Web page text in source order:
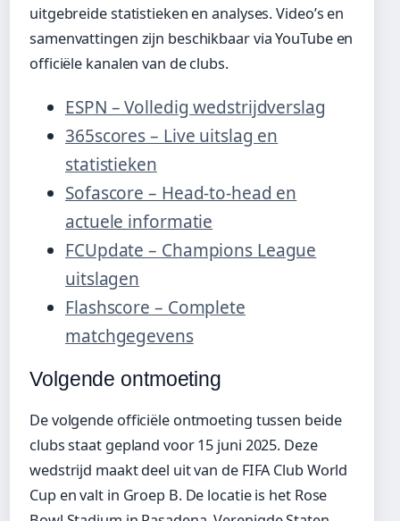
uitgebreide statistieken en analyses. Video’s en
samenvattingen zijn beschikbaar via YouTube en
officiële kanalen van de clubs.
ESPN – Volledig wedstrijdverslag
365scores – Live uitslag en
statistieken
Sofascore – Head-to-head en
actuele informatie
FCUpdate – Champions League
uitslagen
Flashscore – Complete
matchgegevens
Volgende ontmoeting
De volgende officiële ontmoeting tussen beide
clubs staat gepland voor 15 juni 2025. Deze
wedstrijd maakt deel uit van de FIFA Club World
Cup en valt in Groep B. De locatie is het Rose